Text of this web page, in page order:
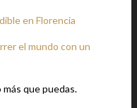
en Florencia
el mundo con un
más que puedas.